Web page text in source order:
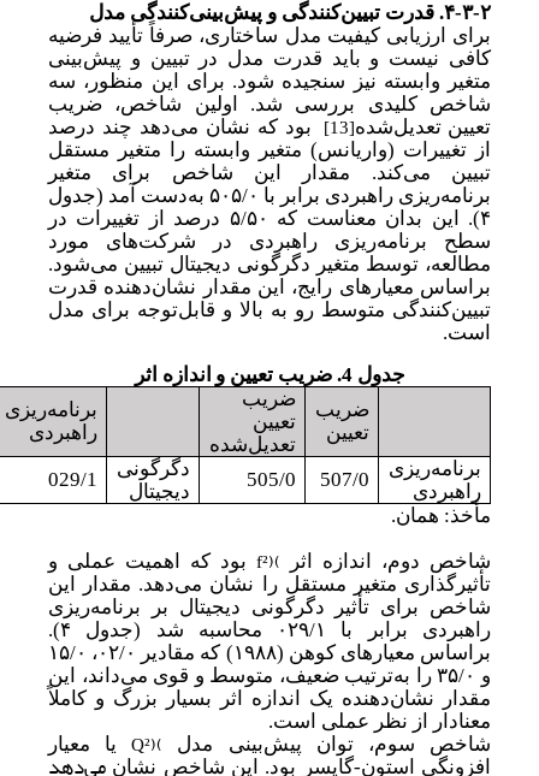
۴-۳-۲. قدرت تبیین‌کنندگی و پیش‌بینی‌کنندگی مدل
برای ارزیابی کیفیت مدل ساختاری، صرفاً تأیید فرضیه
کافی نیست و باید قدرت مدل در تبیین و پیش‌بینی
متغیر وابسته نیز سنجیده شود. برای این منظور، سه
شاخص کلیدی بررسی شد. اولین شاخص، ضریب
تعیین تعدیل‌شده[13]
بود که نشان می‌دهد چند درصد
از تغییرات (واریانس) متغیر وابسته را متغیر مستقل
تبیین می‌کند. مقدار این شاخص برای متغیر
برنامه‌ریزی راهبردی برابر با ۵۰۵/۰ به
دست آمد (جدول
۴).
این بدان معناست که ۵/۵۰ درصد از تغییرات در
سطح برنامه‌ریزی راهبردی در شرکت‌های مورد
مطالعه، توسط متغیر دگرگونی دیجیتال تبیین می‌شود.
براساس معیارهای رایج، این مقدار نشان‌دهنده قدرت
تبیین‌کنندگی متوسط رو به بالا و قابل‌توجه برای مدل
است.
جدول 4. ضریب تعیین و
اندازه اثر
ضریب
تعیین
ضریب
تعیین
تعدیلشده
برنامه‌ریزی
راهبردی
برنامه‌ریزی
راهبردی
507/0
505/0
دگرگونی
دیجیتال
029/1
مأخذ: همان.
شاخص دوم، اندازه اثر (
f²) بود که اهمیت عملی و
تأثیرگذاری متغیر مستقل را نشان می‌دهد. مقدار این
شاخص برای تأثیر دگرگونی دیجیتال بر برنامه‌ریزی
راهبردی برابر با
۰۲۹/۱ محاسبه شد (جدول ۴).
براساس معیارهای کوهن (۱۹۸۸)
که مقادیر ۰۲/۰، ۱۵/۰
و ۳۵/۰ را به
ترتیب ضعیف، متوسط و قوی می‌داند، این
مقدار نشان‌دهنده یک اندازه اثر بسیار بزرگ و کاملاً
معنادار از نظر عملی است.
شاخص سوم، توان پیش‌بینی مدل (
Q²)یا معیار
افزونگی استون-گایسر بود. این شاخص نشان می‌دهد